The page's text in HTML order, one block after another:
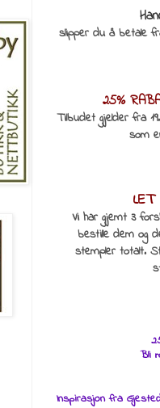
slipper du å betale
25%
Tilbudet gjelder fra
som
Vi har gjemt 3
bestille dem og
stempler totalt.
Bli
Inspirasjon fra